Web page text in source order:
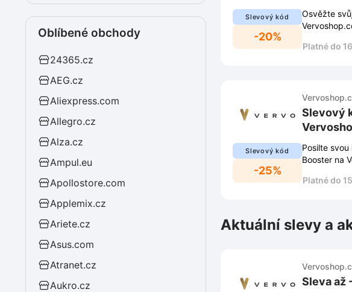
Oblíbené obchody
24365.cz
AEG.cz
Aliexpress.com
Allegro.cz
Alza.cz
Ampul.eu
Apollostore.com
Applemix.cz
Ariete.cz
Asus.com
Atranet.cz
Aukro.cz
Slevový kód
-20%
Osvěžte
Platné do
Slevový kód
-25%
Slevový
Posilte
Booster na
Platné do
Aktuální slevy a
Sleva až